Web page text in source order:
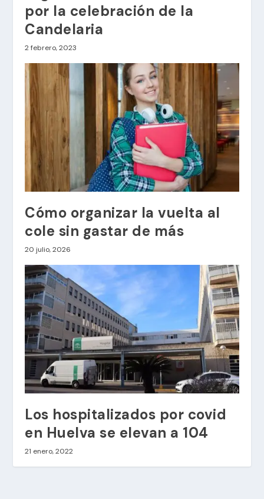
por la celebración de la
Candelaria
2 febrero, 2023
Cómo organizar la vuelta al
cole sin gastar de más
20 julio, 2026
Los hospitalizados por covid
en Huelva se elevan a 104
21 enero, 2022